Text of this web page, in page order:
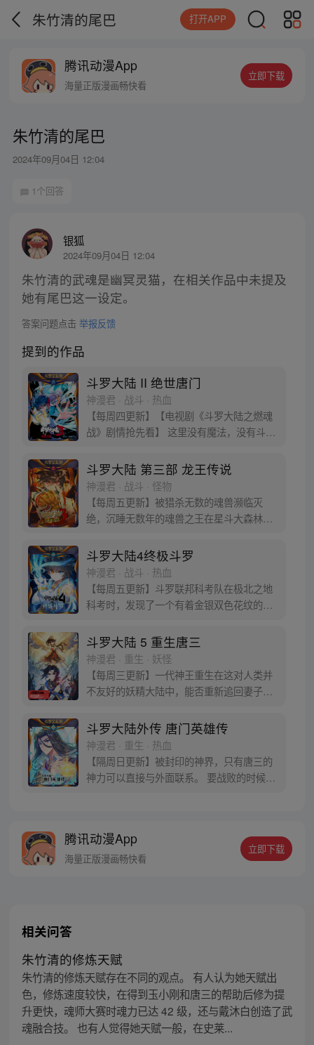
朱竹清的尾巴 打开APP
腾讯动漫App
海量正版漫画畅快看
立即下载
朱竹清的尾巴
2024年09月04日 12:04
1个回答
银狐
2024年09月04日 12:04
朱竹清的武魂是幽冥灵猫，在相关作品中未提及
她有尾巴这一设定。
答案问题点击 举报反馈
提到的作品
斗罗大陆 II 绝世唐门
神漫君 · 战斗 · 热血
【每周四更新】【电视剧《斗罗大陆之燃魂
战》剧情抢先看】 这里没有魔法，没有斗
后的斗罗大陆上，唐门式微，一代天骄霍雨
浩横空出世，一切的神奇都将一一展现。 唐
门暗器能否重振雄风，唐门能否重现辉煌，
一切尽绝世唐门！
斗罗大陆 第三部 龙王传说
神漫君 · 战斗 · 怪物
【每周五更新】被猎杀无数的魂兽濒临灭
绝，沉睡无数年的魂兽之王在星斗大森林最
魂”遇上执着而顽强的少年唐舞麟，万众瞩目
的武魂传奇将再次被书写。我们不期待奇
迹，但要给奇迹一个机会。
斗罗大陆4终极斗罗
神漫君 · 战斗 · 热血
【每周五更新】斗罗联邦科考队在极北之地
科考时，发现了一个有着金银双色花纹的
于是赶忙将其带回研究所进行孵化。蛋孵化
出来了，可孵出来的是一个婴儿，一个和人
类一模一样的孩子；与此同时，联邦研究所
正在解冻一名银色长发女子，而一名蓝发青
年则在海滨被人发现
斗罗大陆 5 重生唐三
神漫君 · 重生 · 妖怪
【每周三更新】一代神王重生在这对人类并
不友好的妖精大陆中，能否重新追回妻子。
路？尽在一代神王至情追妻之旅，斗罗大陆
第五部，重生唐三!
斗罗大陆外传 唐门英雄传
神漫君 · 重生 · 热血
【隔周日更新】被封印的神界，只有唐三的
神力可以直接与外面联系。 要战败的时候，
战！
腾讯动漫App
海量正版漫画畅快看
立即下载
相关问答
朱竹清的修炼天赋
朱竹清的修炼天赋存在不同的观点。 有人认为她天赋出
色，修炼速度较快，在得到玉小刚和唐三的帮助后修为提
升更快，魂师大赛时魂力已达 42 级，还与戴沐白创造了武
魂融合技。 也有人觉得她天赋一般，在史莱...